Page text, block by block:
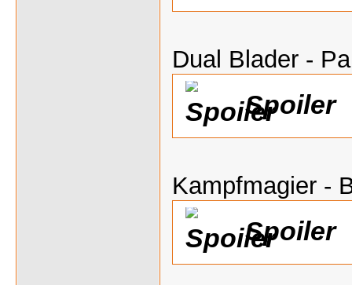
Dual Blader -
Spoiler
Kampfmagier -
Spoiler